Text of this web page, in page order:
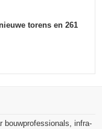
torens en 261
bouwprofessionals, infra-